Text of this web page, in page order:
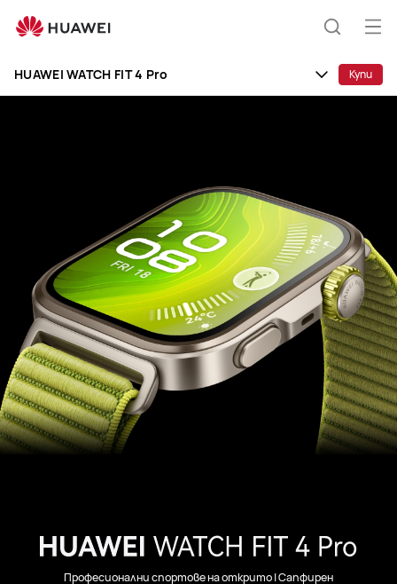
WATCH
Pro
на
HUAWEI WATCH FIT 4 Pro Купи
Професионални спортове на открито | Сапфирен